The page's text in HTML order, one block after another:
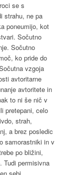
se s
strahu, ne pa
poneumijo, kot
Sočutno
Sočutno
ko pride do
vzgoja
avtoritarne
avtoritete in
to ni še nič v
pretepani, celo
strah,
a brez posledic
samorastniki in v
po bližini,
Tudi permisivna